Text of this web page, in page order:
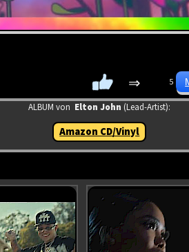
⇒ 5
ALBUM von Elton John (Lead-Artist):
Amazon CD/Vinyl